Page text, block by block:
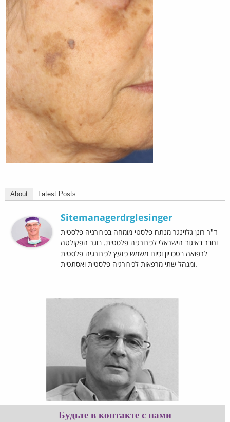
About Latest Posts
Sitemanagerdrglesinger
ד"ר רונן גלזינגר מנתח פלסטי מומחה בכירורגיה פלסטית
וחבר באיגוד הישראלי לכירורגיה פלסטית. בוגר הפקולטה
לרפואה בטכניון וכיום משמש כיועץ לכירורגיה פלסטית
ומנהל שתי מרפאות לכירורגיה פלסטית ואסתטית.
Будьте в контакте с нами